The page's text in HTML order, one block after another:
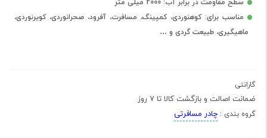
سطح مقاومت در برابر آب: 2000 میلی متر
مناسب برای: کوهنوردی، کمپینگ، مسافرت، آفرود، صحرانوردی، کویرنوردی،
ماهیگیری، طبیعت گردی و …
گارانتی
ضمانت اصالت و بازگشت کالا تا 7 روز
گروه بندی : چادر مسافرتی